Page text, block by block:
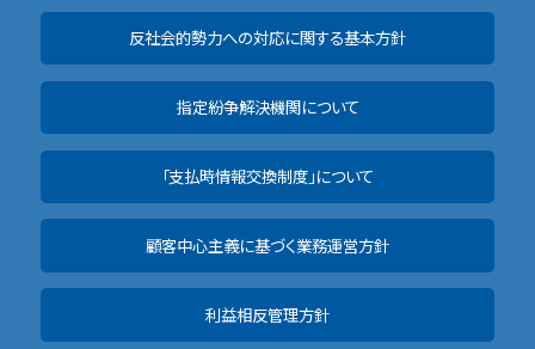
反社会的勢力への対応に関する基本方針
指定紛争解決機関について
「支払時情報交換制度」について
顧客中心主義に基づく業務運営方針
利益相反管理方針